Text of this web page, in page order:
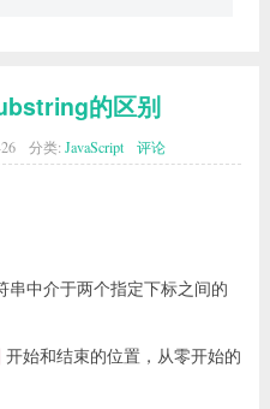
的区别
分类: JavaScript 评论
串中介于两个指定下标之间的
开始和结束的位置，从零开始的